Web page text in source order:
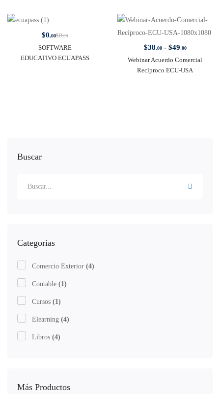
Buscar
Categorias
Comercio Exterior (4)
Contable (1)
Cursos (1)
Elearning (4)
Libros (4)
Más Productos
$0,00$0,00
SOFTWARE
EDUCATIVO ECUAPASS
$38,00 - $49,00
Webinar Acuerdo Comercial
Recíproco ECU-USA